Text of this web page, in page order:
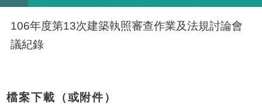
106年度第13次建築執照審查作業及法規討論會
議紀錄
檔案下載（或附件）